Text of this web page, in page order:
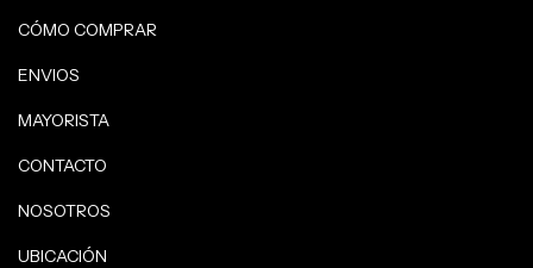
CÓMO COMPRAR
ENVIOS
MAYORISTA
CONTACTO
NOSOTROS
UBICACIÓN